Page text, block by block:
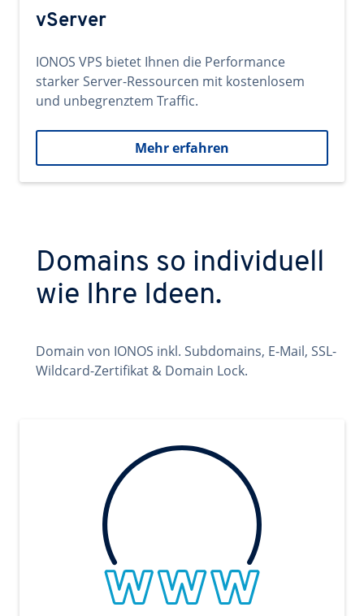
vServer
IONOS VPS bietet Ihnen die Performance
starker Server-Ressourcen mit kostenlosem
und unbegrenztem Traffic.
Mehr erfahren
Domains so individuell
wie Ihre Ideen.
Domain von IONOS inkl. Subdomains, E-Mail, SSL-
Wildcard-Zertifikat & Domain Lock.